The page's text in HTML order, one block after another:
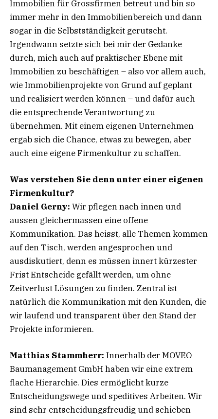
Immobilien für Grossfirmen betreut und bin so
immer mehr in den Immobilienbereich und dann
sogar in die Selbstständigkeit gerutscht.
Irgendwann setzte sich bei mir der Gedanke
durch, mich auch auf praktischer Ebene mit
Immobilien zu beschäftigen – also vor allem auch,
wie Immobilienprojekte von Grund auf geplant
und realisiert werden können – und dafür auch
die entsprechende Verantwortung zu
übernehmen. Mit einem eigenen Unternehmen
ergab sich die Chance, etwas zu bewegen, aber
auch eine eigene Firmenkultur zu schaffen.
Was verstehen Sie denn unter einer eigenen
Firmenkultur?
Daniel Gerny: Wir pflegen nach innen und
aussen gleichermassen eine offene
Kommunikation. Das heisst, alle Themen kommen
auf den Tisch, werden angesprochen und
ausdiskutiert, denn es müssen innert kürzester
Frist Entscheide gefällt werden, um ohne
Zeitverlust Lösungen zu finden. Zentral ist
natürlich die Kommunikation mit den Kunden, die
wir laufend und transparent über den Stand der
Projekte informieren.
Matthias Stammherr: Innerhalb der MOVEO
Baumanagement GmbH haben wir eine extrem
flache Hierarchie. Dies ermöglicht kurze
Entscheidungswege und speditives Arbeiten. Wir
sind sehr entscheidungsfreudig und schieben